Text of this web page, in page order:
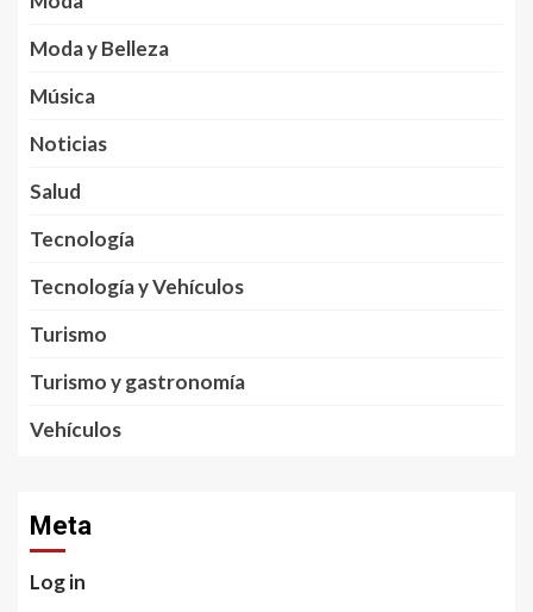
Moda y Belleza
Música
Noticias
Salud
Tecnología
Tecnología y Vehículos
Turismo
Turismo y gastronomía
Vehículos
Meta
Log in